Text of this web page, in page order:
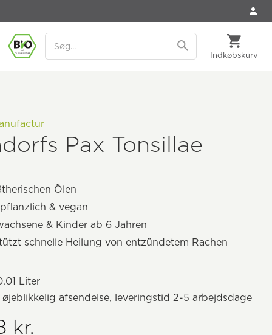
Indkøbskurv
Pax Tonsillae
Ölen
& vegan
& Kinder ab 6 Jahren
schnelle Heilung von entzündetem Rachen
Liter
afsendelse, leveringstid 2-5 arbejdsdage
kr.